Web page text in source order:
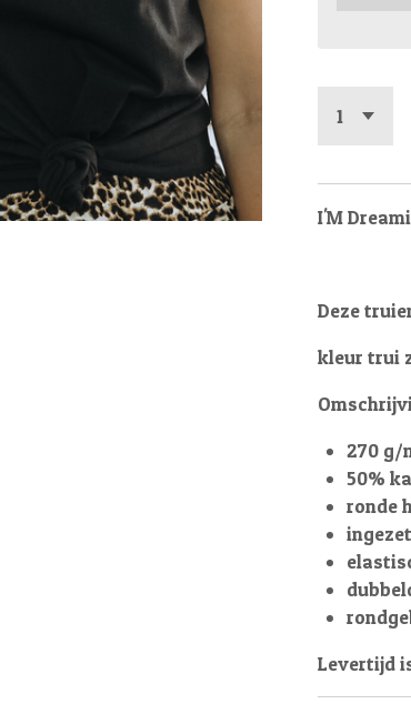
I'M
Deze
kleur trui
270 g/
50%
ronde
Levertijd